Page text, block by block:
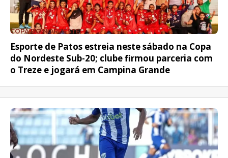
COPA DO NORDESTE
Esporte de Patos estreia neste sábado na Copa
do Nordeste Sub-20; clube firmou parceria com
o Treze e jogará em Campina Grande